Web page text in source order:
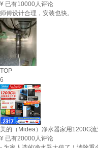
¥ 已有10000人评论
师傅设计合理，安装也快。
TOP
6
美的（Midea）净水器家用1200G
¥ 已有20000人评论